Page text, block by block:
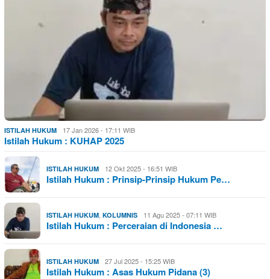
ISTILAH HUKUM 17 Jan 2026 - 17:11 WIB
Istilah Hukum : KUHAP 2025
ISTILAH HUKUM 12 Okt 2025 - 16:51 WIB
Istilah Hukum : Prinsip-Prinsip Hukum Pe…
ISTILAH HUKUM KOLUMNIS 11 Agu 2025 - 07:11 WIB
Istilah Hukum : Perceraian di Indonesia …
ISTILAH HUKUM 27 Jul 2025 - 15:25 WIB
Istilah Hukum : Asas Hukum Pidana (3)